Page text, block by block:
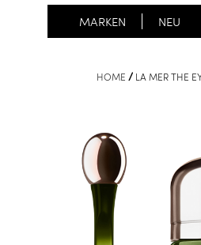
MARKEN NEU
HOME LA MER THE